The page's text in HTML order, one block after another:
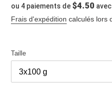
normal
ou 4 paiements de $4.50 avec
Frais d'expédition calculés lors
Taille